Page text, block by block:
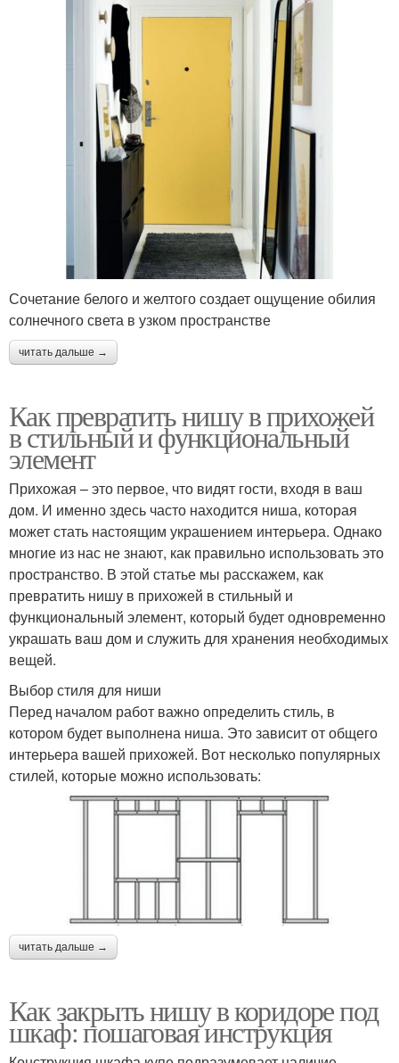
Сочетание белого и желтого создает ощущение обилия
солнечного света в узком пространстве
читать дальше →
Как превратить нишу в прихожей
в стильный и функциональный
элемент
Прихожая – это первое, что видят гости, входя в ваш
дом. И именно здесь часто находится ниша, которая
может стать настоящим украшением интерьера. Однако
многие из нас не знают, как правильно использовать это
пространство. В этой статье мы расскажем, как
превратить нишу в прихожей в стильный и
функциональный элемент, который будет одновременно
украшать ваш дом и служить для хранения необходимых
вещей.
Выбор стиля для ниши
Перед началом работ важно определить стиль, в
котором будет выполнена ниша. Это зависит от общего
интерьера вашей прихожей. Вот несколько популярных
стилей, которые можно использовать:
читать дальше →
Как закрыть нишу в коридоре под
шкаф: пошаговая инструкция